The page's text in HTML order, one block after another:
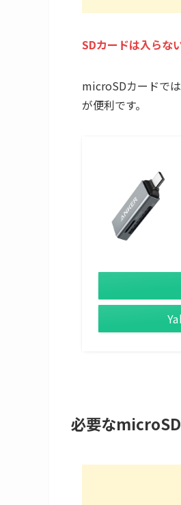
SDカードは入らな
microSDカードで
が便利です。
必要な